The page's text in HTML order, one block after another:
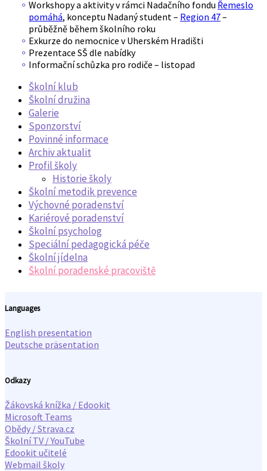
Workshopy a aktivity v rámci Nadačního fondu Řemeslo
pomáhá, konceptu Nadaný student – Region 47–
průběžně během školního roku
Exkurze do nemocnice v Uherském Hradišti
Prezentace SŠ dle nabídky
Informační schůzka pro rodiče – listopad
Školní klub
Školní družina
Galerie
Sponzorství
Povinné informace
Archiv aktualit
Profil školy
Historie školy
Školní metodik prevence
Výchovné poradenství
Kariérové poradenství
Školní psycholog
Speciální pedagogická péče
Školní jídelna
Školní poradenské pracoviště
Languages
English presentation
Deutsche präsentation
Odkazy
Žákovská knížka / Edookit
Microsoft Teams
Obědy / Strava.cz
Školní TV / YouTube
Edookit učitelé
Webmail školy